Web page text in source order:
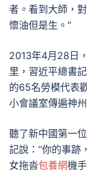
者。看到大師，
懷油但是生。”
2013年4月28日
里，習近平總書
的65名勞模代表
小會議室傳遍神
聽了新中國第一
記說：“你的事跡
女拖沓包養網機